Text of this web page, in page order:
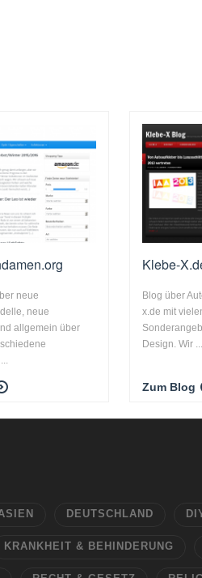
neue
neue
allgemein über
Klebe-
Blog über
x.de mit
Design. Wir ...
Zum Blog
DEUTSCHLAND
KRANKHEIT & BEHINDERUNG